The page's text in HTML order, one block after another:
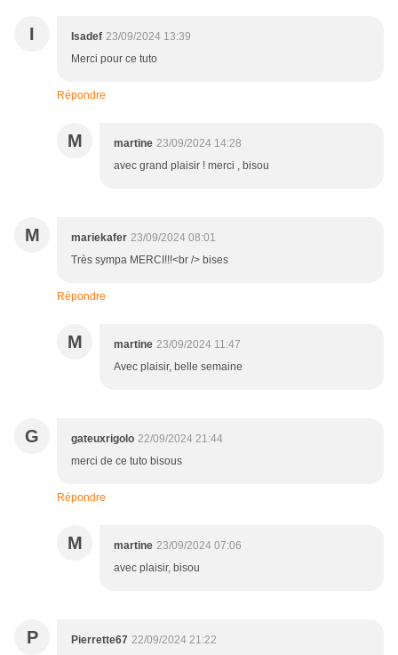
I Isadef 23/09/2024 13:39
Merci pour ce tuto
Répondre
M martine 23/09/2024 14:28
avec grand plaisir ! merci , bisou
M mariekafer 23/09/2024 08:01
Très sympa MERCI!!!<br /> bises
Répondre
M martine 23/09/2024 11:47
Avec plaisir, belle semaine
G gateuxrigolo 22/09/2024 21:44
merci de ce tuto bisous
Répondre
M martine 23/09/2024 07:06
avec plaisir, bisou
P Pierrette67 22/09/2024 21:22